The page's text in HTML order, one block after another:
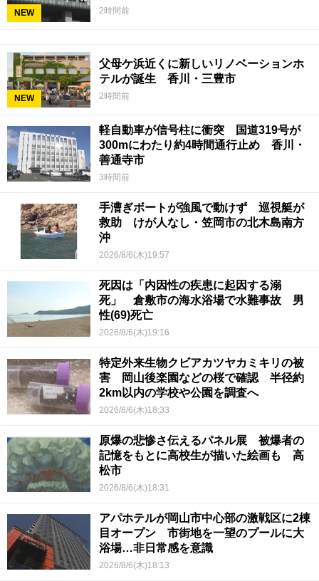
NEW 2時間前
NEW
父母ケ浜近くに新しいリノベーションホ
テルが誕生 香川・三豊市
2時間前
軽自動車が信号柱に衝突 国道319号が
300mにわたり約4時間通行止め 香川・
善通寺市
3時間前
手漕ぎボートが強風で動けず 巡視艇が
救助 けが人なし・笠岡市の北木島南方
沖
2026/8/6(木)19:57
死因は「内因性の疾患に起因する溺
死」 倉敷市の海水浴場で水難事故 男
性(69)死亡
2026/8/6(木)19:16
特定外来生物クビアカツヤカミキリの被
害 岡山後楽園などの桜で確認 半径約
2km以内の学校や公園を調査へ
2026/8/6(木)18:33
原爆の悲惨さ伝えるパネル展 被爆者の
記憶をもとに高校生が描いた絵画も 高
松市
2026/8/6(木)18:31
アパホテルが岡山市中心部の激戦区に2棟
目オープン 市街地を一望のプールに大
浴場…非日常感を意識
2026/8/6(木)18:13